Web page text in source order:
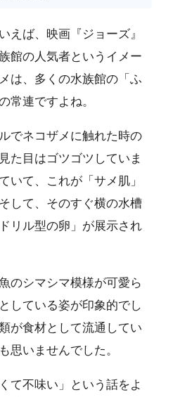
えば、映画『ジョーズ』
館の人気者というイメー
は、多くの水族館の「ふ
常連ですよね。
でネコザメに触れた時の
た目はゴツゴツしていま
いて、これが「サメ肌」
して、そのすぐ横の水槽
リル型の卵」が展示され
のシマシマ模様が可愛ら
している姿が印象的でし
が食材として流通してい
思いませんでした。
て不味い」という話をよ